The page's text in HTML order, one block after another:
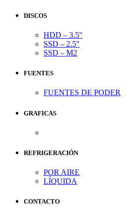
DISCOS
HDD – 3.5″
SSD – 2.5″
SSD – M2
FUENTES
FUENTES DE PODER
GRAFICAS
REFRIGERACIÓN
POR AIRE
LÍQUIDA
CONTACTO